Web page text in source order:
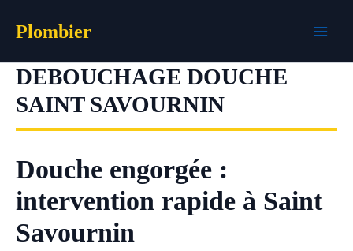
Plombier
DEBOUCHAGE DOUCHE
SAINT SAVOURNIN
Douche engorgée :
intervention rapide à Saint
Savournin